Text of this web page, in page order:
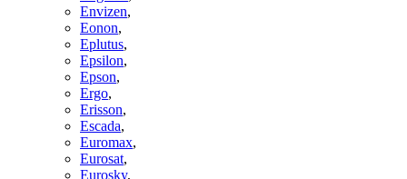
Envizen,
Eonon,
Eplutus,
Epsilon,
Epson,
Ergo,
Erisson,
Escada,
Euromax,
Eurosat,
Eurosky,